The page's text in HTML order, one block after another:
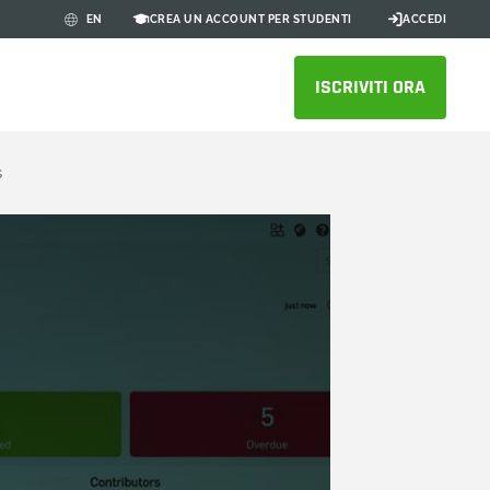
EN CREA UN ACCOUNT PER STUDENTI ACCEDI
ISCRIVITI ORA